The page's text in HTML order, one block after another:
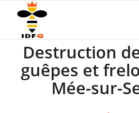
Destruction
guêpes et
Mée-sur-